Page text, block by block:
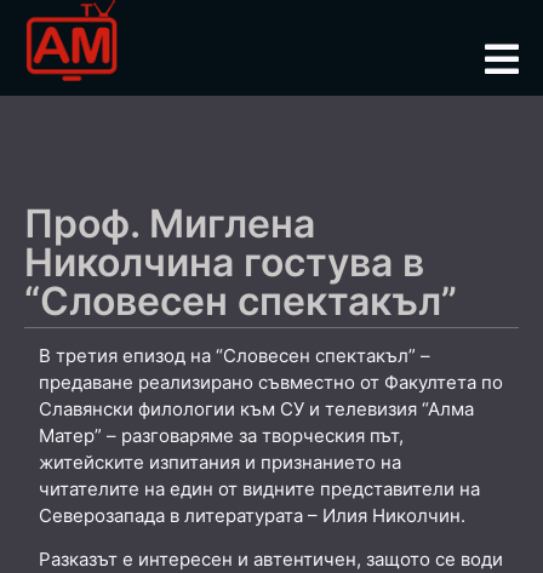
Проф. Миглена
Николчина гостува в
“Словесен спектакъл”
В третия епизод на “Словесен спектакъл” –
предаване реализирано съвместно от Факултета по
Славянски филологии към СУ и телевизия “Алма
Матер” – разговаряме за творческия път,
житейските изпитания и признанието на
читателите на един от видните представители на
Северозапада в литературата – Илия Николчин.
Разказът е интересен и автентичен, защото се води